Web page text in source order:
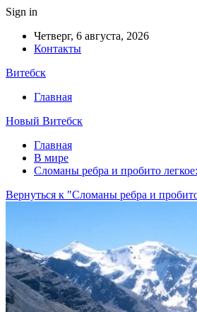
Sign in
Четверг, 6 августа, 2026
Контакты
Витебск
Главная
Новый Витебск
Главная
В мире
Сломаны ребра и пробито
Вернуться к "Сломаны ребра и